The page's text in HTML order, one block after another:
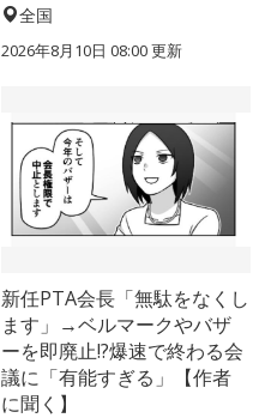
全国
2026年8月10日 08:00更新
新任PTA会長「無駄をなくし
ます」→ベルマークやバザ
ーを即廃止!?爆速で終わる会
議に「有能すぎる」【作者
に聞く】